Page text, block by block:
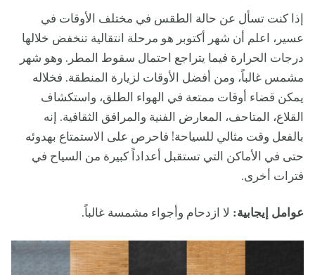
إذا كنت تسأل عن حالة الطقس في مختلف الأوقات في
عسير، اعلم أن شهر أكتوبر هو مرحلة انتقالية تنخفض خلالها
درجات الحرارة فيما يتراجع احتمال سقوط المطر. وهو شهر
مشمس غالباً، ومن أفضل الأوقات لزيارة المنطقة. فخلاله
يمكن قضاء أوقات ممتعة في الهواء الطلق، واستكشاف
القلاع، المتاحف، المعارض الفنية والمرافق الثقافية. إنه
بالفعل وقت مثالي للسياحة! فاحرص على الاستمتاع بهدوئه
حتى في الأماكن التي تستقبل أعداداً كبيرة من السياح في
فترات أخرى.
عوامل إيجابية: لا ازدحام وأجواء مشمسة غالباً.